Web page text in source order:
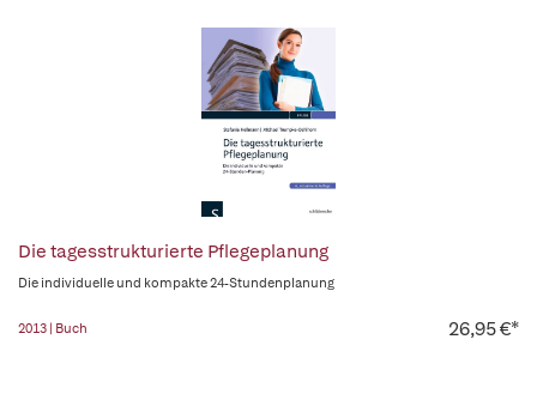
Die tagesstrukturierte Pflegeplanung
Die individuelle und kompakte 24-Stundenplanung
2013 | Buch 26,95 €*